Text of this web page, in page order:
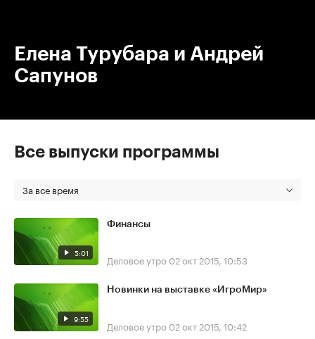
Елена Турубара и Андрей
Сапунов
Все выпуски программы
За все время
5:01
Финансы
Деловое утро 02 окт 2015, 10:53
9:55
Новинки на выставке «ИгроМир»
Деловое утро 02 окт 2015, 10:42